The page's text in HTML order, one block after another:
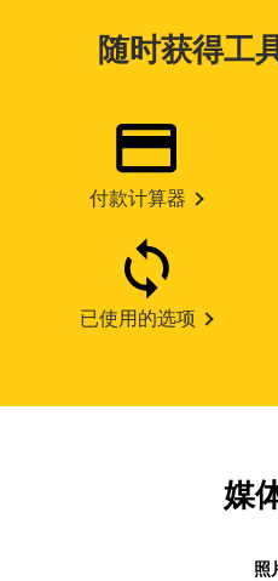
随时获得工
付款计算器
已使用的选项
媒
照